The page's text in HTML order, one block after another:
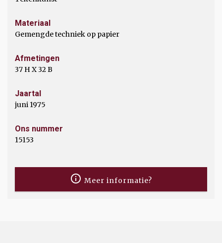
Materiaal
Gemengde techniek op papier
Afmetingen
37 H X 32 B
Jaartal
juni 1975
Ons nummer
15153
Meer informatie?